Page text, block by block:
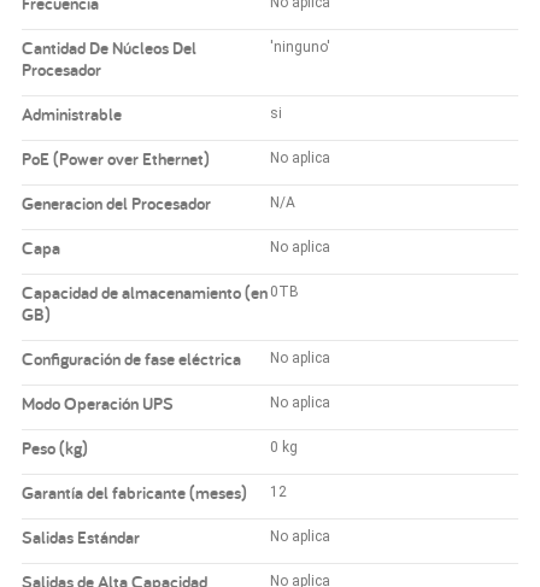
Cantidad De Núcleos Del
Procesador
'ninguno'
Administrable si
PoE (Power over Ethernet) No aplica
Generacion del Procesador N/A
Capa No aplica
Capacidad de almacenamiento (en
GB)
0TB
Configuración de fase eléctrica No aplica
Modo Operación UPS No aplica
Peso (kg) 0 kg
Garantía del fabricante (meses) 12
Salidas Estándar No aplica
Salidas de Alta Capacidad No aplica